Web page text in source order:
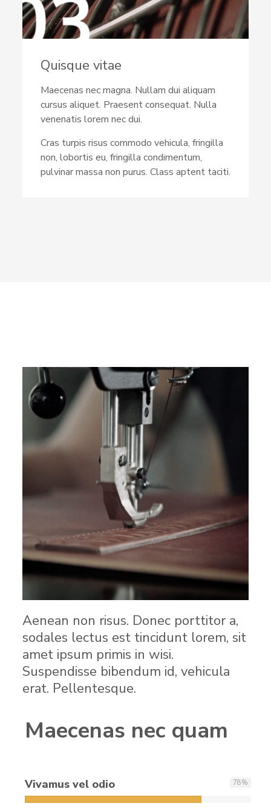
Quisque vitae
Maecenas nec magna. Nullam dui aliquam
cursus aliquet. Praesent consequat. Nulla
venenatis lorem nec dui.
Cras turpis risus commodo vehicula, fringilla
non, lobortis eu, fringilla condimentum,
pulvinar massa non purus. Class aptent taciti.
Aenean non risus. Donec porttitor a,
sodales lectus est tincidunt lorem, sit
amet ipsum primis in wisi.
Suspendisse bibendum id, vehicula
erat. Pellentesque.
Maecenas nec quam
Vivamus vel odio 78%